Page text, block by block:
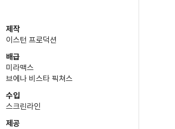
제작
이스턴 프로덕션
배급
미라맥스
브에나 비스타 픽쳐스
수입
스크린라인
제공